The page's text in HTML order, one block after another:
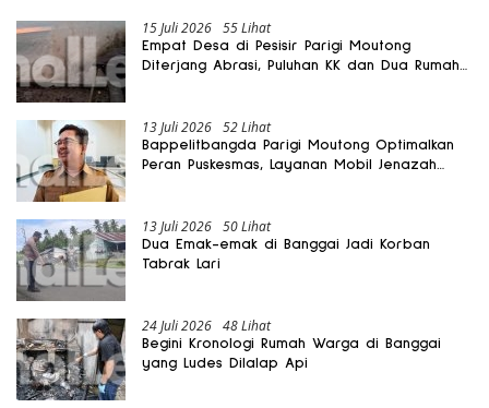
15 Juli 2026 55 Lihat
Empat Desa di Pesisir Parigi Moutong
Diterjang Abrasi, Puluhan KK dan Dua Rumah
13 Juli 2026 52 Lihat
Bappelitbangda Parigi Moutong Optimalkan
Peran Puskesmas, Layanan Mobil Jenazah
13 Juli 2026 50 Lihat
Dua Emak-emak di Banggai Jadi Korban
Tabrak Lari
24 Juli 2026 48 Lihat
Begini Kronologi Rumah Warga di Banggai
yang Ludes Dilalap Api